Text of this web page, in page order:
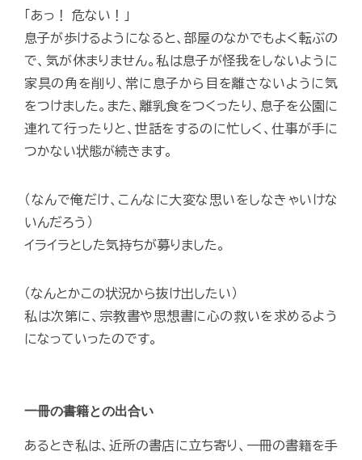
「あっ！ 危ない！」
息子が歩けるようになると、部屋のなかでもよく転ぶの
で、気が休まりません。私は息子が怪我をしないように
家具の角を削り、常に息子から目を離さないように気
をつけました。また、離乳食をつくったり、息子を公園に
連れて行ったりと、世話をするのに忙しく、仕事が手に
つかない状態が続きます。
（なんで俺だけ、こんなに大変な思いをしなきゃいけな
いんだろう）
イライラとした気持ちが募りました。
（なんとかこの状況から抜け出したい）
私は次第に、宗教書や思想書に心の救いを求めるよう
になっていったのです。
一冊の書籍との出合い
あるとき私は、近所の書店に立ち寄り、一冊の書籍を手